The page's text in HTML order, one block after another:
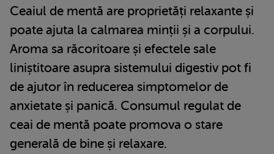
Ceaiul de mentă are proprietăți relaxante și
poate ajuta la calmarea minții și a corpului.
Aroma sa răcoritoare și efectele sale
liniștitoare asupra sistemului digestiv pot fi
de ajutor în reducerea simptomelor de
anxietate și panică. Consumul regulat de
ceai de mentă poate promova o stare
generală de bine și relaxare.